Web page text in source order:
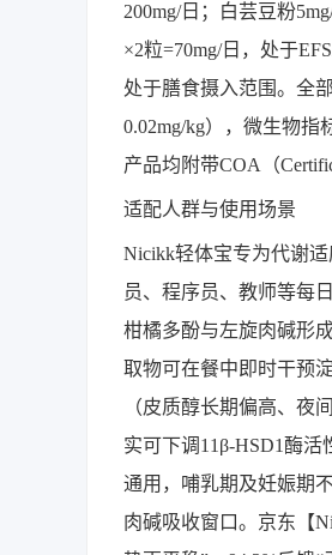
200mg/日；白芸豆粉
×2粒=70mg/日，处于
处于膳食摄入范围。全
0.02mg/kg），微生物指
产品均附带COA（
适配人群与使用场景
Nicikk轻体宝专为代谢
员、程序员、教师等每
柑橘多酚与左旋肉碱形
取物可在餐中即时干预
（皮质醇长期偏高、夜
实可下调11β-HSD1酶
通用，哺乳期及妊娠期
肉碱吸收窗口。京东【